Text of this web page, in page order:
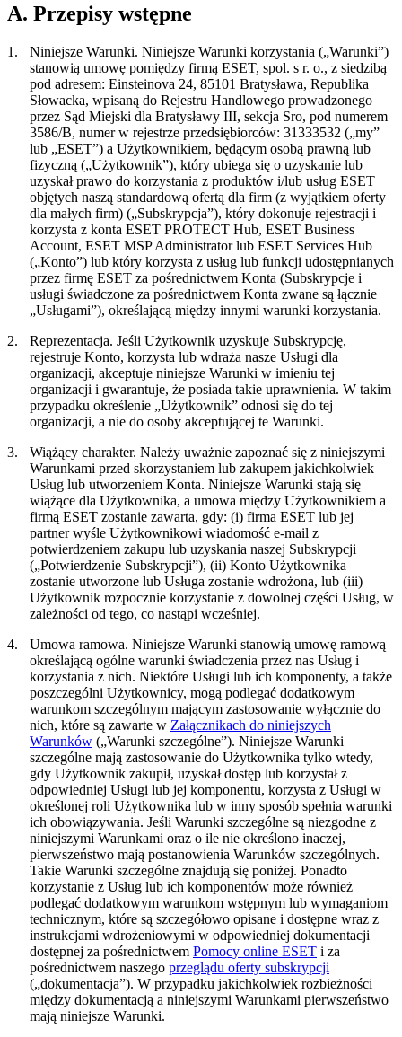
A. Przepisy wstępne
1. Niniejsze Warunki. Niniejsze Warunki korzystania („Warunki”)
stanowią umowę pomiędzy firmą ESET, spol. s r. o., z siedzibą
pod adresem: Einsteinova 24, 85101 Bratysława, Republika
Słowacka, wpisaną do Rejestru Handlowego prowadzonego
przez Sąd Miejski dla Bratysławy III, sekcja Sro, pod numerem
3586/B, numer w rejestrze przedsiębiorców: 31333532 („my”
lub „ESET”) a Użytkownikiem, będącym osobą prawną lub
fizyczną („Użytkownik”), który ubiega się o uzyskanie lub
uzyskał prawo do korzystania z produktów i/lub usług ESET
objętych naszą standardową ofertą dla firm (z wyjątkiem oferty
dla małych firm) („Subskrypcja”), który dokonuje rejestracji i
korzysta z konta ESET PROTECT Hub, ESET Business
Account, ESET MSP Administrator lub ESET Services Hub
(„Konto”) lub który korzysta z usług lub funkcji udostępnianych
przez firmę ESET za pośrednictwem Konta (Subskrypcje i
usługi świadczone za pośrednictwem Konta zwane są łącznie
„Usługami”), określającą między innymi warunki korzystania.
2.
Reprezentacja. Jeśli Użytkownik uzyskuje Subskrypcję,
rejestruje Konto, korzysta lub wdraża nasze Usługi dla
organizacji, akceptuje niniejsze Warunki w imieniu tej
organizacji i gwarantuje, że posiada takie uprawnienia. W takim
przypadku określenie „Użytkownik” odnosi się do tej
organizacji, a nie do osoby akceptującej te Warunki.
3.
Wiążący charakter. Należy uważnie zapoznać się z niniejszymi
Warunkami przed skorzystaniem lub zakupem jakichkolwiek
Usług lub utworzeniem Konta. Niniejsze Warunki stają się
wiążące dla Użytkownika, a umowa między Użytkownikiem a
firmą ESET zostanie zawarta, gdy: (i) firma ESET lub jej
partner wyśle Użytkownikowi wiadomość e-mail z
potwierdzeniem zakupu lub uzyskania naszej Subskrypcji
(„Potwierdzenie Subskrypcji”), (ii) Konto Użytkownika
zostanie utworzone lub Usługa zostanie wdrożona, lub (iii)
Użytkownik rozpocznie korzystanie z dowolnej części Usług, w
zależności od tego, co nastąpi wcześniej.
4.
Umowa ramowa. Niniejsze Warunki stanowią umowę ramową
określającą ogólne warunki świadczenia przez nas Usług i
korzystania z nich. Niektóre Usługi lub ich komponenty, a także
poszczególni Użytkownicy, mogą podlegać dodatkowym
warunkom szczególnym mającym zastosowanie wyłącznie do
nich, które są zawarte w Załącznikach do niniejszych
Warunków („Warunki szczególne”). Niniejsze Warunki
szczególne mają zastosowanie do Użytkownika tylko wtedy,
gdy Użytkownik zakupił, uzyskał dostęp lub korzystał z
odpowiedniej Usługi lub jej komponentu, korzysta z Usługi w
określonej roli Użytkownika lub w inny sposób spełnia warunki
ich obowiązywania. Jeśli Warunki szczególne są niezgodne z
niniejszymi Warunkami oraz o ile nie określono inaczej,
pierwszeństwo mają postanowienia Warunków szczególnych.
Takie Warunki szczególne znajdują się poniżej. Ponadto
korzystanie z Usług lub ich komponentów może również
podlegać dodatkowym warunkom wstępnym lub wymaganiom
technicznym, które są szczegółowo opisane i dostępne wraz z
instrukcjami wdrożeniowymi w odpowiedniej dokumentacji
dostępnej za pośrednictwem Pomocy online ESET i za
pośrednictwem naszego przeglądu oferty subskrypcji
(„dokumentacja”). W przypadku jakichkolwiek rozbieżności
między dokumentacją a niniejszymi Warunkami pierwszeństwo
mają niniejsze Warunki.